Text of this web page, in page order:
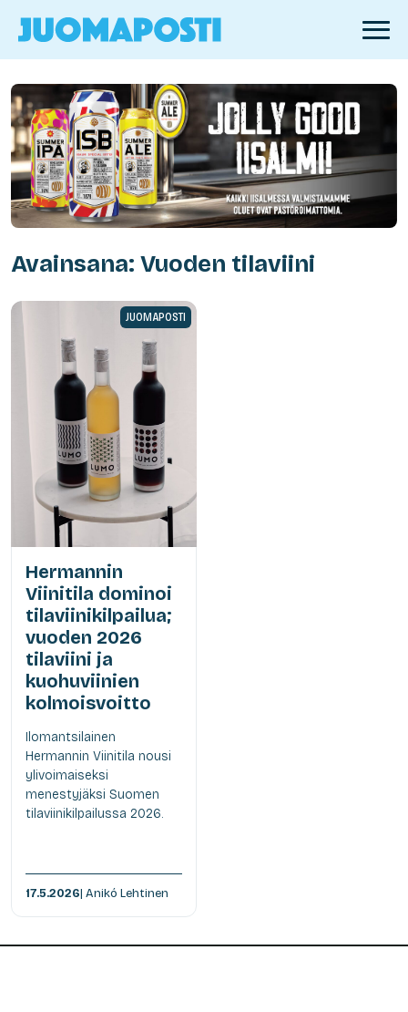
Avainsana: Vuoden tilaviini
JUOMAPOSTI
Hermannin
Viinitila dominoi
tilaviinikilpailua;
vuoden 2026
tilaviini ja
kuohuviinien
kolmoisvoitto
Ilomantsilainen
Hermannin Viinitila nousi
ylivoimaiseksi
menestyjäksi Suomen
tilaviinikilpailussa 2026.
17.5.2026| Anikó Lehtinen